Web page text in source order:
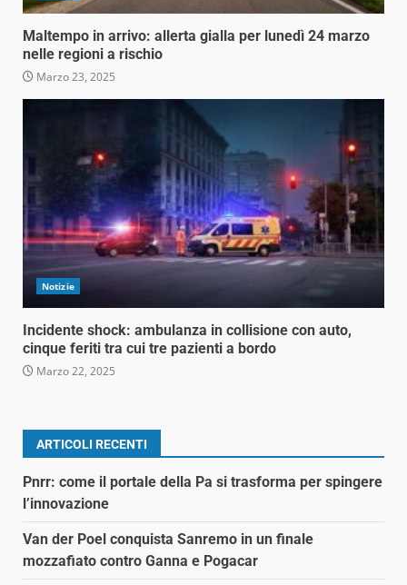
Maltempo in arrivo: allerta gialla per lunedì 24 marzo
nelle regioni a rischio
Marzo 23, 2025
Notizie
Incidente shock: ambulanza in collisione con auto,
cinque feriti tra cui tre pazienti a bordo
Marzo 22, 2025
ARTICOLI RECENTI
Pnrr: come il portale della Pa si trasforma per spingere
l’innovazione
Van der Poel conquista Sanremo in un finale
mozzafiato contro Ganna e Pogacar